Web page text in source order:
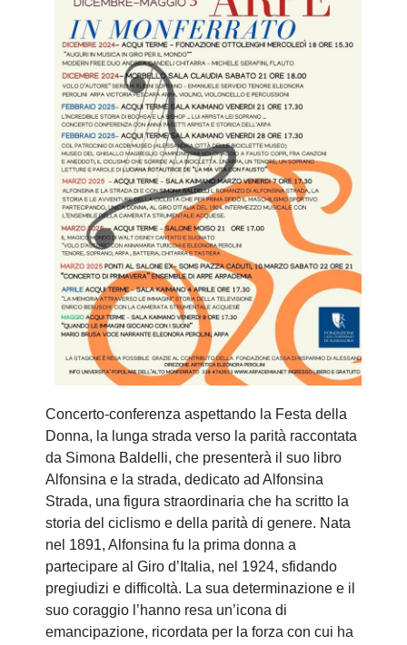
Concerto-conferenza aspettando la Festa della
Donna, la lunga strada verso la parità raccontata
da Simona Baldelli, che presenterà il suo libro
Alfonsina e la strada, dedicato ad Alfonsina
Strada, una figura straordinaria che ha scritto la
storia del ciclismo e della parità di genere. Nata
nel 1891, Alfonsina fu la prima donna a
partecipare al Giro d’Italia, nel 1924, sfidando
pregiudizi e difficoltà. La sua determinazione e il
suo coraggio l’hanno resa un’icona di
emancipazione, ricordata per la forza con cui ha